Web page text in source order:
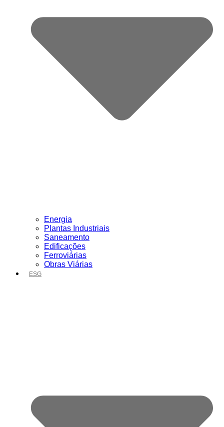
Energia
Plantas Industriais
Saneamento
Edificações
Ferroviárias
Obras Viárias
ESG